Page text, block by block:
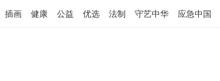
插画 健康 公益 优选 法制 守艺中华 应急中国